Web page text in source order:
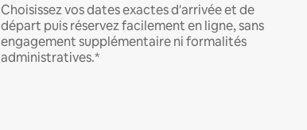
Choisissez vos dates exactes d'arrivée et de
départ puis réservez facilement en ligne, sans
engagement supplémentaire ni formalités
administratives.*